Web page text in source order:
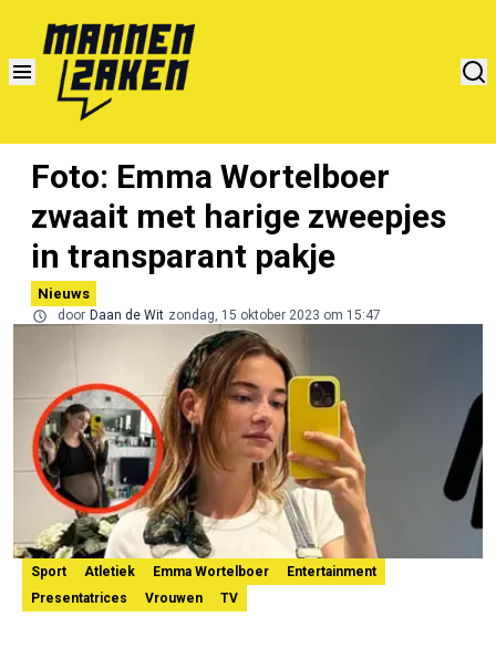
Foto: Emma Wortelboer
zwaait met harige zweepjes
in transparant pakje
Nieuws
door Daan de Wit zondag, 15 oktober 2023 om 15:47
Sport Atletiek Emma Wortelboer
Entertainment
Presentatrices
Vrouwen TV